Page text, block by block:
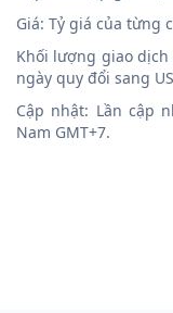
Giá: Tỷ giá của từng
Khối lượng giao dịch
ngày quy đổi sang
Cập nhật: Lần cập
Nam GMT+7.